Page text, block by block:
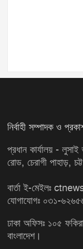
নির্বাহী সম্পাদক ও
প্রধান কার্যালয় -
রোড, চেরাগী পাহাড়,
বার্তা ই-মেইলঃ
যোগাযোগঃ ০৩১-
ঢাকা অফিসঃ ১০৫
বাংলাদেশ।